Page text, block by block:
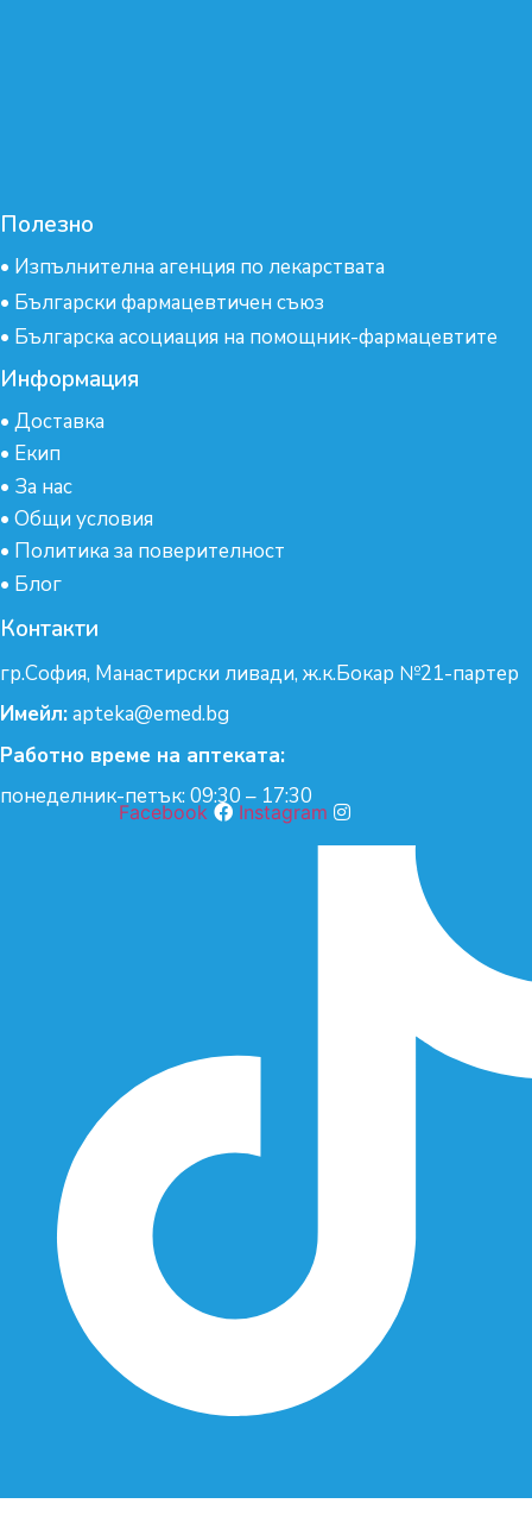
Полезно
• Изпълнителна агенция по лекарствата
• Български фармацевтичен съюз
• Българска асоциация на помощник-фармацевтите
Информация
• Доставка
• Екип
• За нас
• Общи условия
• Политика за поверителност
• Блог
Контакти
гр.София, Манастирски ливади, ж.к.Бокар №21-партер
Имейл:apteka@emed.bg
Работно време на аптеката:
понеделник-петък: 09:30 – 17:30
Facebook Instagram